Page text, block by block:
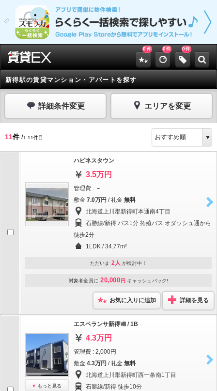
0 件 0件 0件
新得駅の賃貸マンション・アパートを探す
詳細条件変更 エリアを変更
11件/1-11件目
ハピネスタウン
3.5万円
管理費 : －
敷金 7.0万円 / 礼金 無料
北海道上川郡新得町本通南4丁目
石勝線/新得 バス1分 拓殖バス オダッシュ通から
徒歩2分
1LDK / 34.77m²
ただいま 2人 が検討中！
対象者全員に 20,000 円 キャッシュバック!
お気に入りに追加 詳細を見る
もっと見る
エスペランサ新得Ⅷ / 1B
4.3万円
管理費 : 2,000円
敷金 4.3万円 / 礼金 無料
北海道上川郡新得町西一条南1丁目
石勝線/新得 徒歩10分